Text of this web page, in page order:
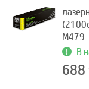
M479
В
688